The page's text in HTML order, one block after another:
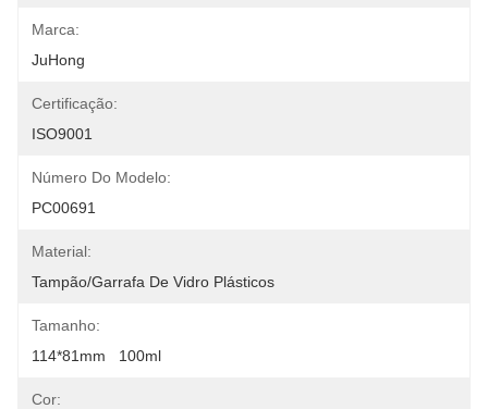
Marca:
JuHong
Certificação:
ISO9001
Número Do Modelo:
PC00691
Material:
Tampão/garrafa De Vidro Plásticos
Tamanho:
114*81mm   100ml
Cor: